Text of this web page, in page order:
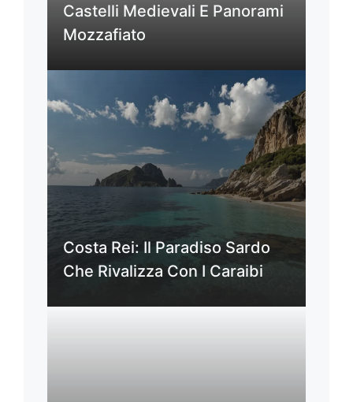
Castelli Medievali E Panorami
Mozzafiato
Costa Rei: Il Paradiso Sardo
Che Rivalizza Con I Caraibi